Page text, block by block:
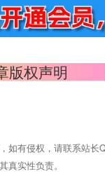
版权声明
有侵权，请联系站长
真实性负责。